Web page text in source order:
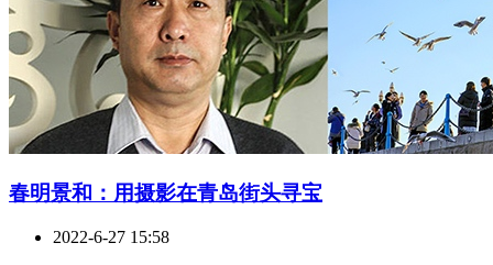
春明景和：用摄影在青岛街头寻宝
2022-6-27 15:58